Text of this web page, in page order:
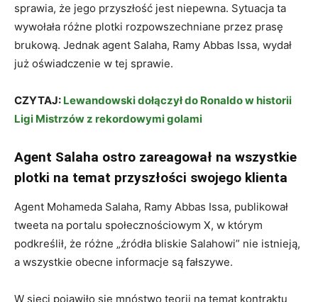
sprawia, że ​​jego przyszłość jest niepewna. Sytuacja ta
wywołała różne plotki rozpowszechniane przez prasę
brukową. Jednak agent Salaha, Ramy Abbas Issa, wydał
już oświadczenie w tej sprawie.
CZYTAJ: Lewandowski dołączył do Ronaldo w historii
Ligi Mistrzów z rekordowymi golami
Agent Salaha ostro zareagował na wszystkie
plotki na temat przyszłości swojego klienta
Agent Mohameda Salaha, Ramy Abbas Issa, publikował
tweeta na portalu społecznościowym X, w którym
podkreślił, że różne „źródła bliskie Salahowi” nie istnieją,
a wszystkie obecne informacje są fałszywe.
W sieci pojawiło się mnóstwo teorii na temat kontraktu